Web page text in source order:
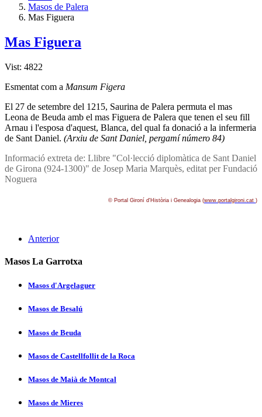
Masos de Palera
Mas Figuera
Mas Figuera
Vist: 4822
Esmentat com a Mansum Figera
El 27 de setembre del 1215, Saurina de Palera permuta el mas
Leona de Beuda amb el mas Figuera de Palera que tenen el seu fill
Arnau i l'esposa d'aquest, Blanca, del qual fa donació a la infermeria
de Sant Daniel. (Arxiu de Sant Daniel, pergamí­ número 84)
Informació extreta de: Llibre "Col·lecció diplomàtica de Sant Daniel
de Girona (924-1300)" de Josep Maria Marquès, editat per Fundació
Noguera
© Portal Gironí­ d'Història i Genealogia (www.portalgironi.cat )
Anterior
Masos La Garrotxa
Masos d'Argelaguer
Masos de Besalú
Masos de Beuda
Masos de Castellfollit de la Roca
Masos de Maià de Montcal
Masos de Mieres